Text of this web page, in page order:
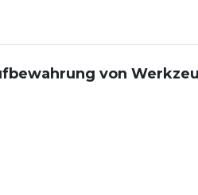
von